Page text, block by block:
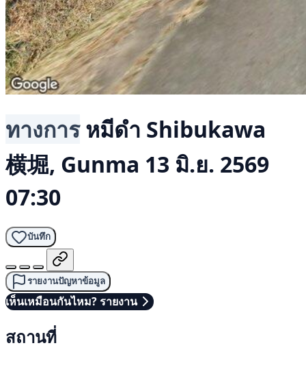
ทางการ หมีดำ Shibukawa
横堀, Gunma 13 มิ.ย. 2569
07:30
บันทึก
รายงานปัญหาข้อมูล
เห็นเหมือนกันไหม? รายงาน
สถานที่